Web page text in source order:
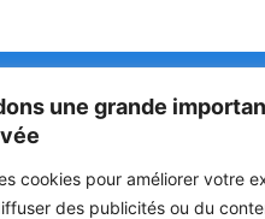
une grande
cookies pour améliorer votre
des publicités ou du
Libre
sur l'info !